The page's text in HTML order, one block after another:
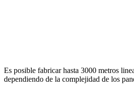
Es posible fabricar hasta 3000 metros
dependiendo de la complejidad de los